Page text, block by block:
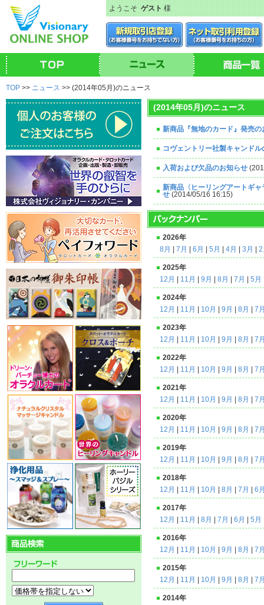
ようこそゲスト様
TOP >> ニュース >> (2014年05月)のニュース
(2014年05月)のニュース
新商品『無地のカード』発売の
コヴェントリー社製キャンド
入荷および欠品のお知らせ
新商品〈ヒーリングアートギ
せ (2014/05/16 16:15)
2026年
8月
7月 6月 5月 4月 3月 2
2025年
12月
11月 9月 8月 7月 5月
2024年
12月
11月 10月 9月 8月 7
2023年
12月
11月 10月 9月 8月 7
2022年
12月
11月 10月 9月 8月 7
2021年
12月
11月 10月 9月 8月 7
2020年
12月
11月 10月 9月 8月 7
2019年
12月
11月 10月 9月 8月 7
2018年
12月
11月 10月 8月 7月 6
2017年
12月
11月 8月 7月 6月 5月
2016年
12月
11月 10月 9月 8月 7
2015年
12月
11月 10月 9月 8月 7
2014年